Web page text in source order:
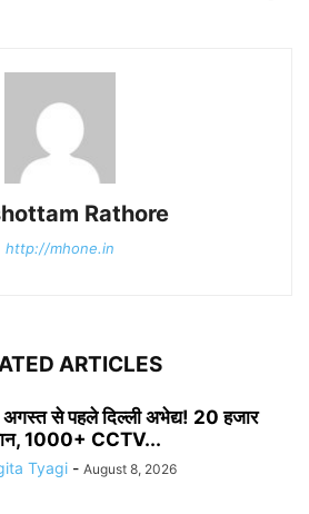
Rathore
http://mhone.in
ARTICLES
से पहले दिल्ली अभेद्य! 20 हजार
1000+ CCTV...
Tyagi - August 8, 2026